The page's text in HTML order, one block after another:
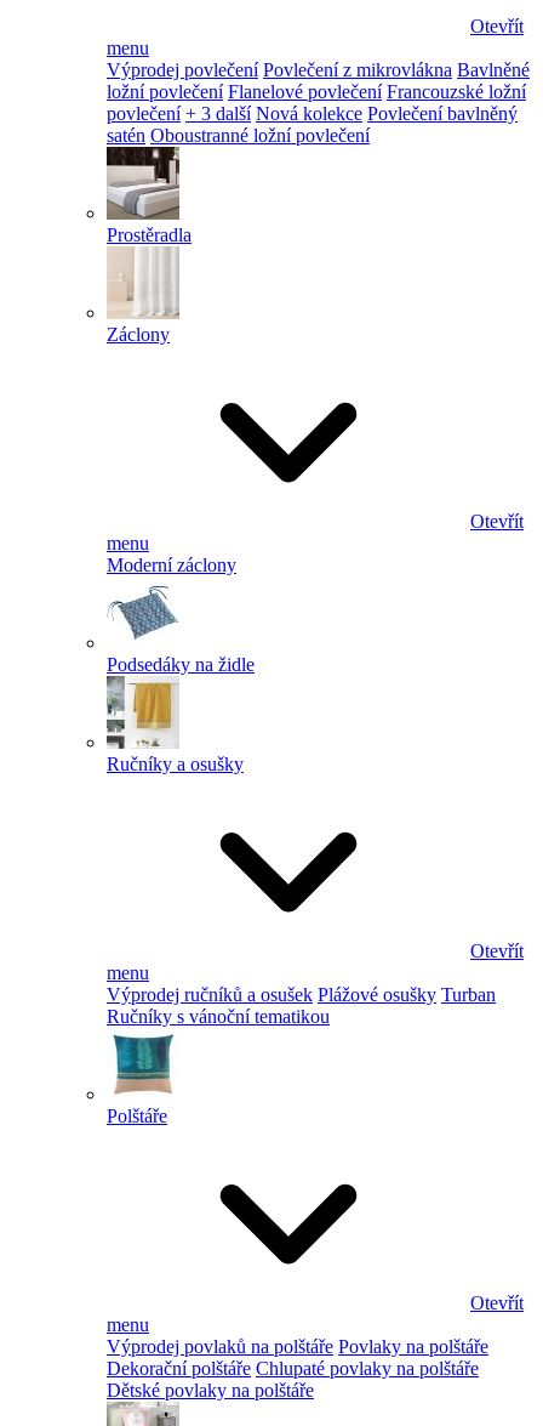
Otevřít
menu
Výprodej povlečení Povlečení z mikrovlákna Bavlněné
ložní povlečení Flanelové povlečení Francouzské ložní
povlečení + 3 další Nová kolekce Povlečení bavlněný
satén Oboustranné ložní povlečení
Prostěradla
Záclony
Otevřít
menu
Moderní záclony
Podsedáky na židle
Ručníky a osušky
Otevřít
menu
Výprodej ručníků a osušek Plážové osušky Turban
Ručníky s vánoční tematikou
Polštáře
Otevřít
menu
Výprodej povlaků na polštáře Povlaky na polštáře
Dekorační polštáře Chlupaté povlaky na polštáře
Dětské povlaky na polštáře